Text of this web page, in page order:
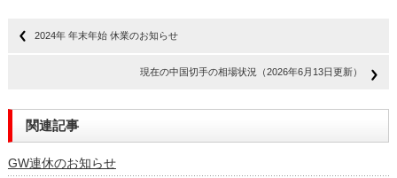
2024年 年末年始 休業のお知らせ
現在の中国切手の相場状況（2026年6月13日更新）
関連記事
GW連休のお知らせ